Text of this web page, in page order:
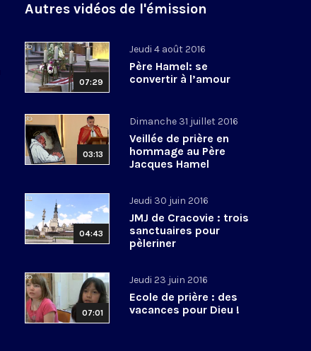
Autres vidéos de l'émission
07:29
Jeudi 4 août 2016
Père Hamel: se
convertir à l’amour
03:13
Dimanche 31 juillet 2016
Veillée de prière en
hommage au Père
Jacques Hamel
04:43
Jeudi 30 juin 2016
JMJ de Cracovie : trois
sanctuaires pour
pèleriner
07:01
Jeudi 23 juin 2016
Ecole de prière : des
vacances pour Dieu !